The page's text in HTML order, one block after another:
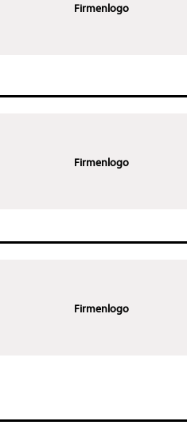
Firmenlogo
Firmenlogo
Firmenlogo